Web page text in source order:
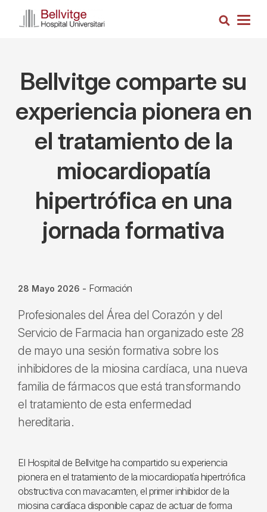
Busca
Bellvitge comparte su
experiencia pionera en
el tratamiento de la
miocardiopatía
hipertrófica en una
jornada formativa
28 Mayo 2026 - Formación
Profesionales del Área del Corazón y del
Servicio de Farmacia han organizado este 28
de mayo una sesión formativa sobre los
inhibidores de la miosina cardíaca, una nueva
familia de fármacos que está transformando
el tratamiento de esta enfermedad
hereditaria.
El Hospital de Bellvitge ha compartido su experiencia
pionera en el tratamiento de la miocardiopatía hipertrófica
obstructiva con mavacamten, el primer inhibidor de la
miosina cardíaca disponible capaz de actuar de forma